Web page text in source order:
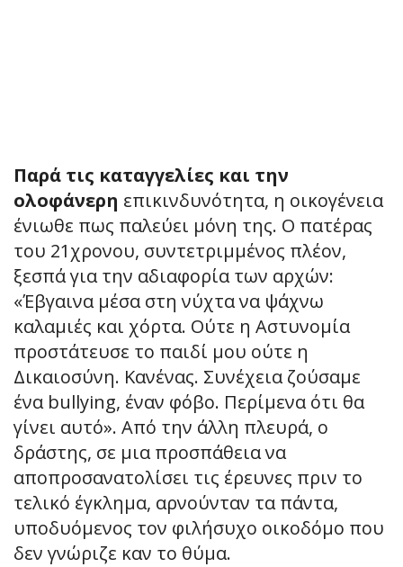
Παρά τις καταγγελίες και την
ολοφάνερη επικινδυνότητα, η οικογένεια
ένιωθε πως παλεύει μόνη της. Ο πατέρας
του 21χρονου, συντετριμμένος πλέον,
ξεσπά για την αδιαφορία των αρχών:
«Έβγαινα μέσα στη νύχτα να ψάχνω
καλαμιές και χόρτα. Ούτε η Αστυνομία
προστάτευσε το παιδί μου ούτε η
Δικαιοσύνη. Κανένας. Συνέχεια ζούσαμε
ένα bullying, έναν φόβο. Περίμενα ότι θα
γίνει αυτό». Από την άλλη πλευρά, ο
δράστης, σε μια προσπάθεια να
αποπροσανατολίσει τις έρευνες πριν το
τελικό έγκλημα, αρνούνταν τα πάντα,
υποδυόμενος τον φιλήσυχο οικοδόμο που
δεν γνώριζε καν το θύμα.